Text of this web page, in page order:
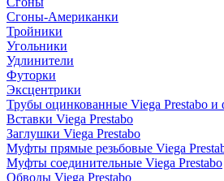
Сгоны-Американки
Тройники
Угольники
Удлинители
Футорки
Эксцентрики
Трубы оцинкованные Viega Prestabo и
Вставки Viega Prestabo
Заглушки Viega Prestabo
Муфты прямые резьбовые Viega
Муфты соединительные Viega Prestabo
Обводы Viega Prestabo